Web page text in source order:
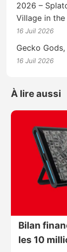
2026 –
Village in
16 Juil 2026
Gecko
16 Juil 2026
À lire aussi
Bilan
les 10